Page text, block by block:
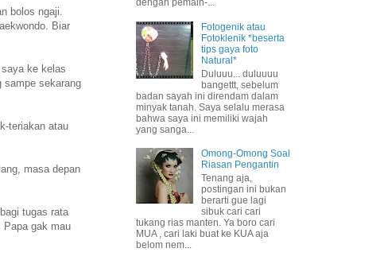
bolos ngaji.
Biar
ke kelas
sampe sekarang
teriakan atau
masa depan
tugas rata
Papa gak mau
dengan pemain-...
Fotogenik atau
Fotoklenik *beserta
tips gaya foto
Natural*
Duluuu... duluuuu
bangettt, sebelum
badan sayah ini direndam dalam
minyak tanah. Saya selalu merasa
bahwa saya ini memiliki wajah
yang sanga...
Omong-Omong Soal
Riasan Pengantin
Tenang aja,
postingan ini bukan
berarti gue lagi
sibuk cari cari
tukang rias manten. Ya boro cari
MUA , cari laki buat ke KUA aja
belom nem...